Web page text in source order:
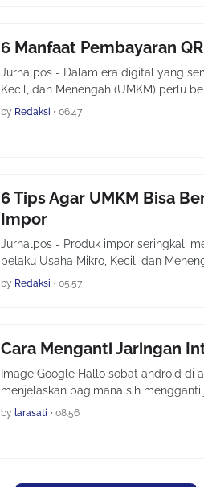
6 Manfaat Pembayaran
Jurnalpos - Dalam era digital yang
Kecil, dan Menengah (UMKM) perlu
by Redaksi • 06.47
6 Tips Agar UMKM Bisa
Impor
Jurnalpos - Produk impor seringkali
pelaku Usaha Mikro, Kecil, dan
by Redaksi • 05.57
Cara Menganti Jaringan
Image Google Hallo sobat android di
menjelaskan bagimana sih mengganti
by larasati • 08.56